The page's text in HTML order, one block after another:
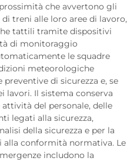
che avvertono gli
treni alle loro aree di lavoro,
tattili tramite dispositivi
di monitoraggio
le squadre
meteorologiche
di sicurezza e, se
lavori. Il sistema conserva
del personale, delle
legati alla sicurezza,
della sicurezza e per la
alla conformità normativa. Le
includono la